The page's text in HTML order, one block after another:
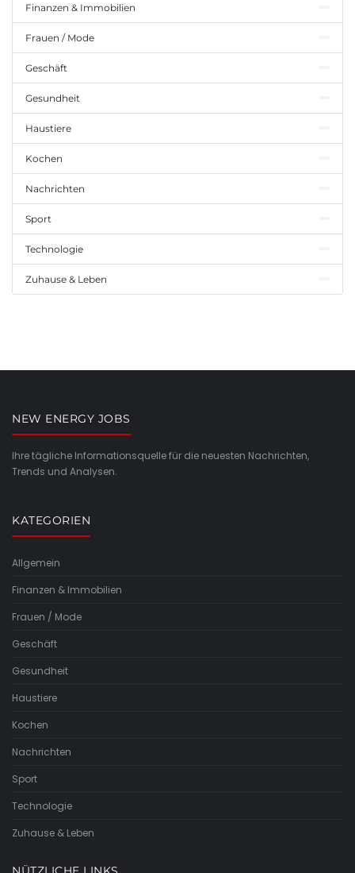
Finanzen & Immobilien
Frauen / Mode
Geschäft
Gesundheit
Haustiere
Kochen
Nachrichten
Sport
Technologie
Zuhause & Leben
NEW ENERGY JOBS
Ihre tägliche Informationsquelle für die neuesten Nachrichten,
Trends und Analysen.
KATEGORIEN
Allgemein
Finanzen & Immobilien
Frauen / Mode
Geschäft
Gesundheit
Haustiere
Kochen
Nachrichten
Sport
Technologie
Zuhause & Leben